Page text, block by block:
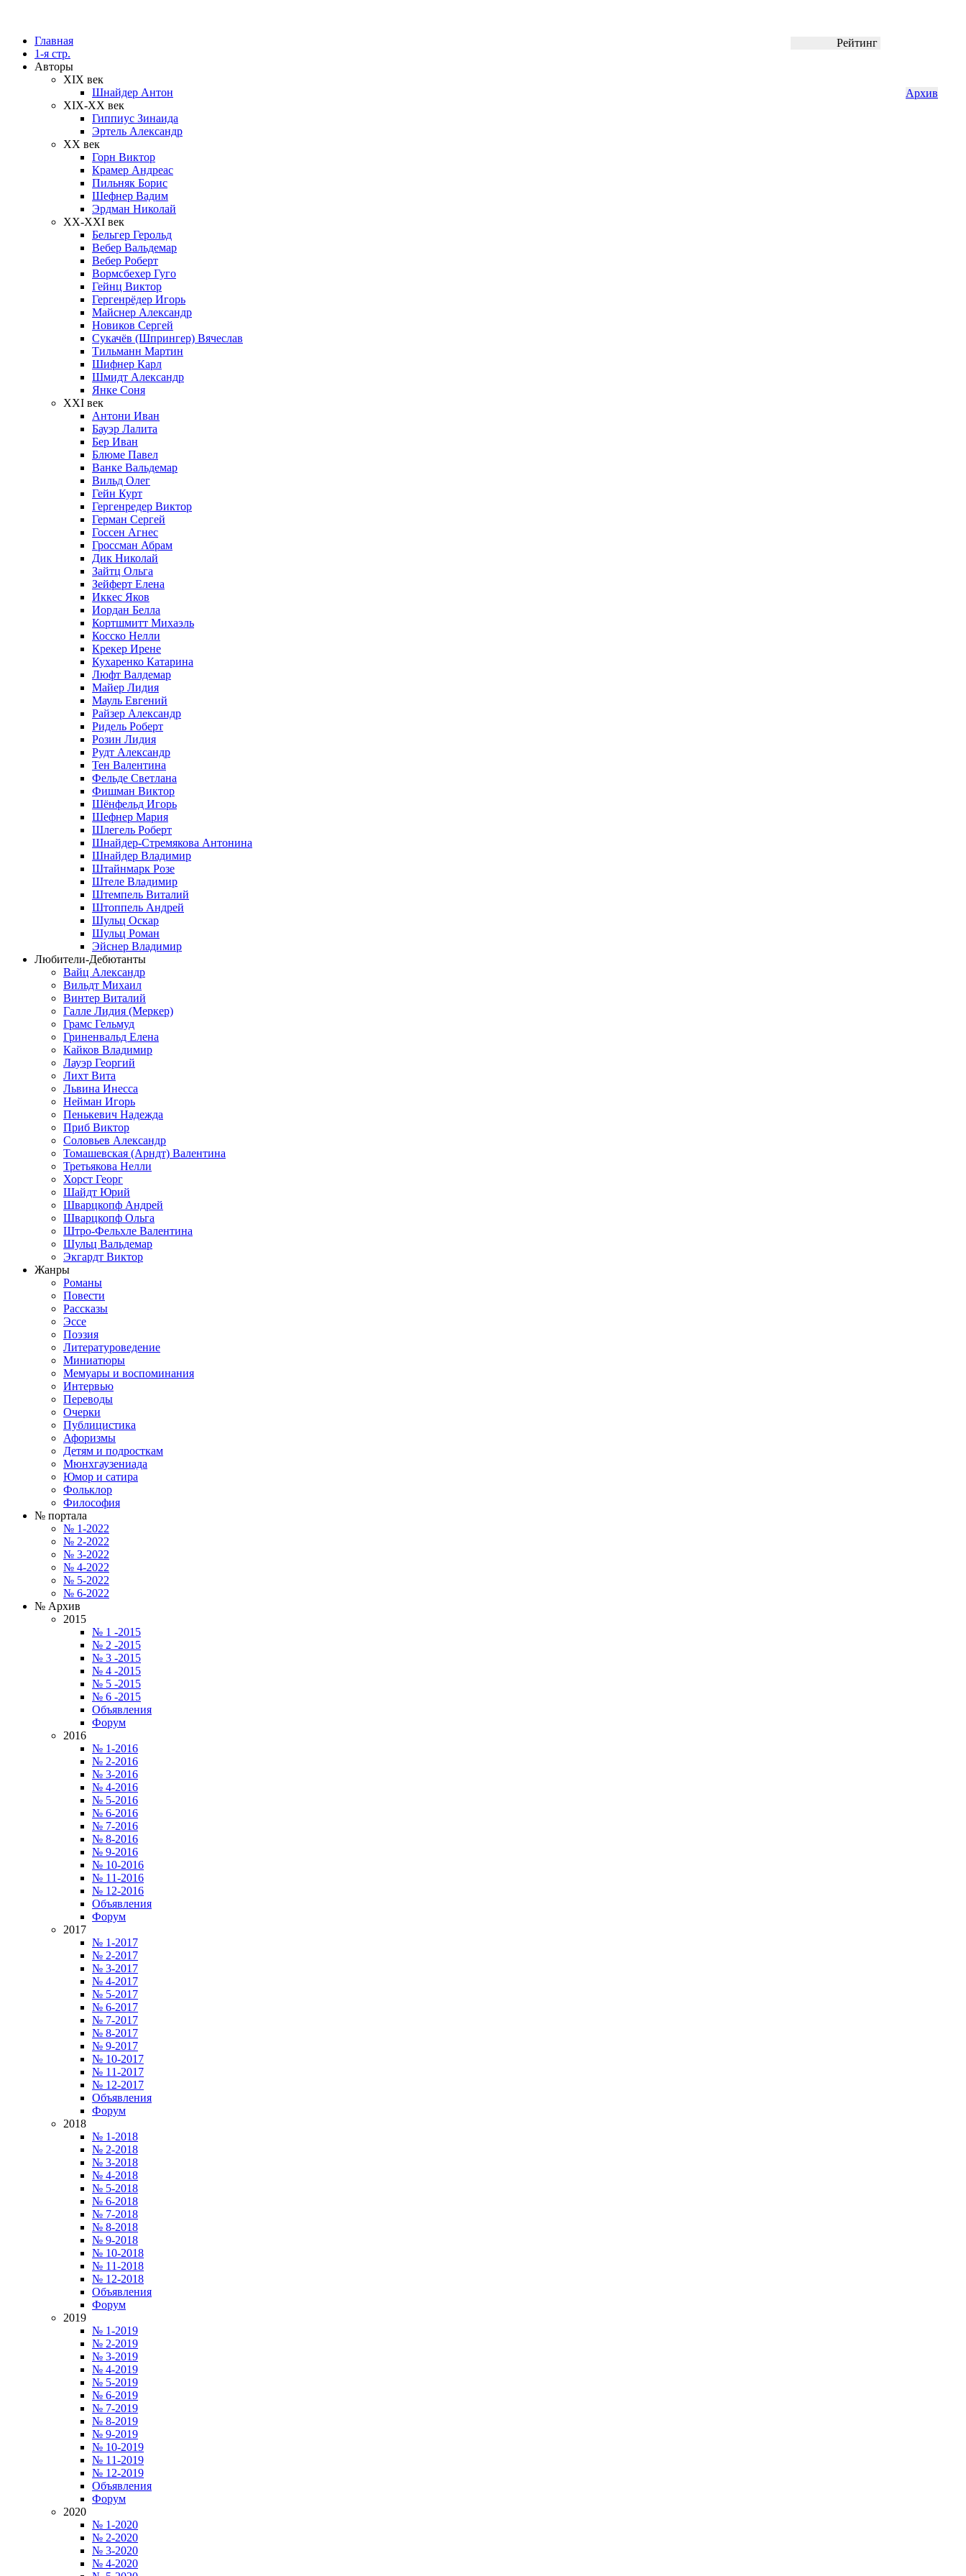
Главная
1-я стр.
Авторы
XIX век
Шнайдер Антон
XIX-XX век
Гиппиус Зинаида
Эртель Александр
XX век
Горн Виктор
Крамер Андреас
Пильняк Борис
Шефнер Вадим
Эрдман Николай
ХХ-XXI век
Бельгер Герольд
Вебер Вальдемар
Вебер Роберт
Вормсбехер Гуго
Гейнц Виктор
Гергенрёдер Игорь
Майснер Александр
Новиков Сергей
Сукачёв (Шпрингер) Вячеслав
Тильманн Мартин
Шифнер Карл
Шмидт Александр
Янке Соня
XXI век
Антони Иван
Бауэр Лалита
Бер Иван
Блюме Павел
Ванке Вальдемар
Вильд Олег
Гейн Курт
Гергенредер Виктор
Герман Сергей
Госсен Агнес
Гроссман Абрам
Дик Николай
Зайтц Ольга
Зейферт Елена
Иккес Яков
Иордан Белла
Кортшмитт Михаэль
Косско Нелли
Крекер Ирене
Кухаренко Катарина
Люфт Валдемaр
Майер Лидия
Мауль Евгений
Райзер Александр
Ридель Роберт
Розин Лидия
Рудт Александр
Тен Валентина
Фельде Светлана
Фишман Виктор
Шёнфельд Игорь
Шефнер Мария
Шлегель Роберт
Шнайдер-Стремякова Антонина
Шнайдер Владимир
Штайнмарк Розe
Штеле Владимир
Штемпель Виталий
Штоппель Андрей
Шульц Оскар
Шульц Роман
Эйснер Владимир
Любители-Дебютанты
Вайц Александр
Вильдт Михаил
Винтер Виталий
Галле Лидия (Меркер)
Грамс Гельмуд
Гриненвальд Елена
Кайков Владимир
Лауэр Георгий
Лихт Вита
Львина Инесса
Нейман Игорь
Пенькевич Надежда
Приб Виктор
Соловьев Александр
Томашевская (Арндт) Валентина
Третьякова Нелли
Хорст Георг
Шайдт Юрий
Шварцкопф Андрей
Шварцкопф Ольга
Штро-Фельхле Валентина
Шульц Вальдемар
Экгардт Виктор
Жанры
Романы
Повести
Рассказы
Эссе
Поэзия
Литературоведение
Миниатюры
Мемуары и воспоминания
Интервью
Переводы
Очерки
Публицистика
Афоризмы
Детям и подросткам
Мюнхгаузениада
Юмор и сатира
Фольклор
Философия
№ портала
№ 1-2022
№ 2-2022
№ 3-2022
№ 4-2022
№ 5-2022
№ 6-2022
№ Архив
2015
№ 1 -2015
№ 2 -2015
№ 3 -2015
№ 4 -2015
№ 5 -2015
№ 6 -2015
Объявления
Форум
2016
№ 1-2016
№ 2-2016
№ 3-2016
№ 4-2016
№ 5-2016
№ 6-2016
№ 7-2016
№ 8-2016
№ 9-2016
№ 10-2016
№ 11-2016
№ 12-2016
Объявления
Форум
2017
№ 1-2017
№ 2-2017
№ 3-2017
№ 4-2017
№ 5-2017
№ 6-2017
№ 7-2017
№ 8-2017
№ 9-2017
№ 10-2017
№ 11-2017
№ 12-2017
Объявления
Форум
2018
№ 1-2018
№ 2-2018
№ 3-2018
№ 4-2018
№ 5-2018
№ 6-2018
№ 7-2018
№ 8-2018
№ 9-2018
№ 10-2018
№ 11-2018
№ 12-2018
Объявления
Форум
2019
№ 1-2019
№ 2-2019
№ 3-2019
№ 4-2019
№ 5-2019
№ 6-2019
№ 7-2019
№ 8-2019
№ 9-2019
№ 10-2019
№ 11-2019
№ 12-2019
Объявления
Форум
2020
№ 1-2020
№ 2-2020
№ 3-2020
№ 4-2020
Рейтинг
Архив